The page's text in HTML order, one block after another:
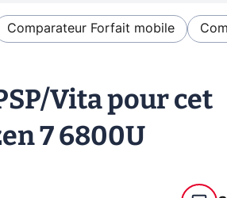
Comparateur Forfait mobile
Vita pour cet
7 6800U